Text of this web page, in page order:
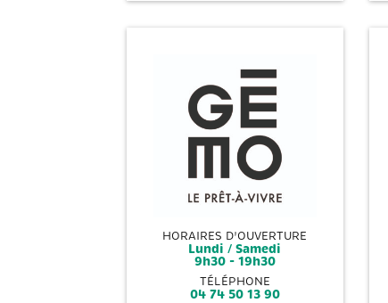
HORAIRES D'OUVERTURE
Lundi / Samedi
9h30 - 19h30
TÉLÉPHONE
04 74 50 13 90